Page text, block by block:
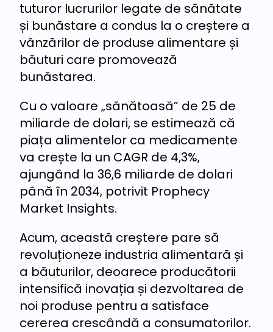
tuturor lucrurilor legate de sănătate
și bunăstare a condus la o creștere a
vânzărilor de produse alimentare și
băuturi care promovează
bunăstarea.
Cu o valoare „sănătoasă” de 25 de
miliarde de dolari, se estimează că
piața alimentelor ca medicamente
va crește la un CAGR de 4,3%,
ajungând la 36,6 miliarde de dolari
până în 2034, potrivit Prophecy
Market Insights.
Acum, această creștere pare să
revoluționeze industria alimentară și
a băuturilor, deoarece producătorii
intensifică inovația și dezvoltarea de
noi produse pentru a satisface
cererea crescândă a consumatorilor.